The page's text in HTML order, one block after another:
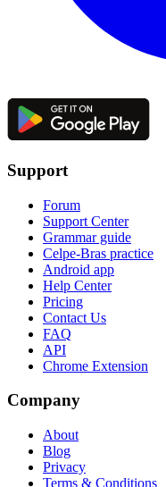
Support
Forum
Support Center
Grammar guide
Celpe-Bras practice
Android app
Help Center
Pricing
Contact Us
FAQ
API
Chrome Extension
Company
About
Blog
Privacy
Terms & Conditions